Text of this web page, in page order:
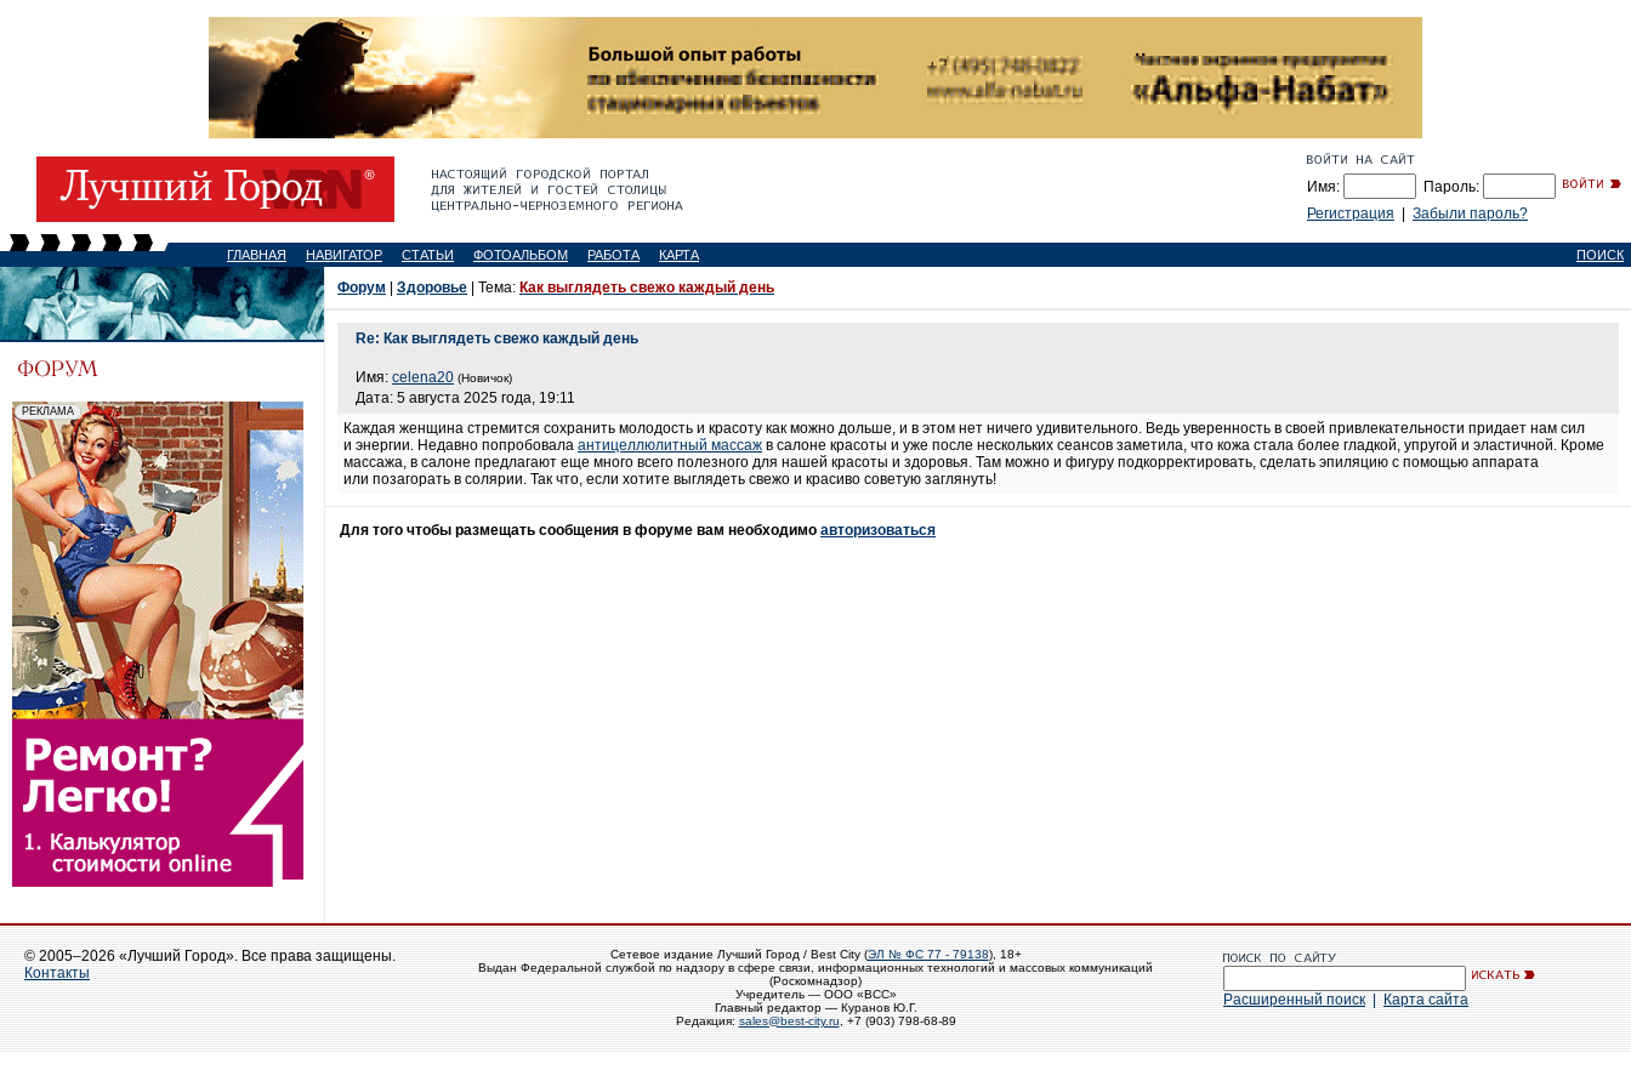
Имя:
Пароль:
Регистрация
Забыли пароль?
ГЛАВНАЯ НАВИГАТОР СТАТЬИ ФОТОАЛЬБОМ РАБОТА КАРТА ПОИСК
Форум Здоровье | Тема: Как выглядеть свежо каждый день
Re: Как выглядеть свежо каждый день
Имя: celena20 (Новичок)
Дата: 5 августа 2025 года, 19:11
Каждая женщина стремится сохранить молодость и красоту как можно дольше, и в этом нет ничего удивительного. Ведь уверенность в своей привлекательности придает нам сил
и энергии. Недавно попробовала антицеллюлитный массаж в салоне красоты и уже после нескольких сеансов заметила, что кожа стала более гладкой, упругой и эластичной. Кроме
массажа, в салоне предлагают еще много всего полезного для нашей красоты и здоровья. Там можно и фигуру подкорректировать, сделать эпиляцию с помощью аппарата
или позагорать в солярии. Так что, если хотите выглядеть свежо и красиво советую заглянуть!
Для того чтобы размещать сообщения в форуме вам необходимо авторизоваться
© 2005–2026 «Лучший Город». Все права защищены.
Контакты
Сетевое издание Лучший Город / Best City (ЭЛ № ФС 77 - 79138), 18+
Выдан Федеральной службой по надзору в сфере связи, информационных технологий и массовых коммуникаций
(Роскомнадзор)
Учредитель — ООО «ВСС»
Главный редактор — Куранов Ю.Г.
Редакция: sales@best-city.ru , +7 (903) 798-68-89
Расширенный поиск Карта сайта